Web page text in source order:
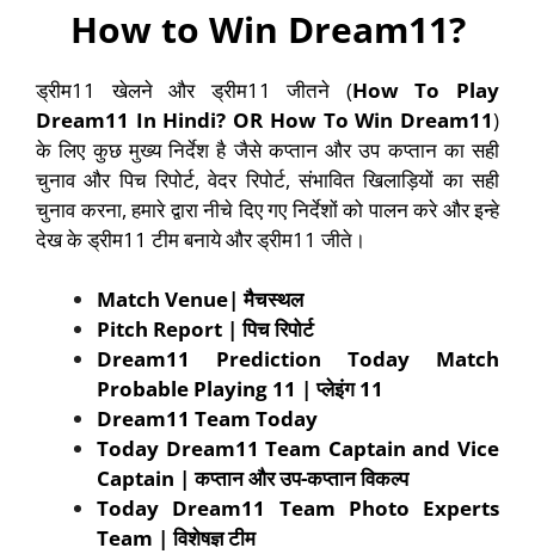
How to Win Dream11?
ड्रीम11 खेलने और ड्रीम11 जीतने (How To Play
Dream11 In Hindi? OR How To Win Dream11)
के लिए कुछ मुख्य निर्देश है जैसे कप्तान और उप कप्तान का सही
चुनाव और पिच रिपोर्ट, वेदर रिपोर्ट, संभावित खिलाड़ियों का सही
चुनाव करना, हमारे द्वारा नीचे दिए गए निर्देशों को पालन करे और इन्हे
देख के ड्रीम11 टीम बनाये और ड्रीम11 जीते।
Match Venue| मैचस्थल
Pitch Report | पिच रिपोर्ट
Dream11 Prediction Today Match
Probable Playing 11 | प्लेइंग 11
Dream11 Team Today
Today Dream11 Team Captain and Vice
Captain | कप्तान और उप-कप्तान विकल्प
Today Dream11 Team Photo Experts
Team | विशेषज्ञ टीम